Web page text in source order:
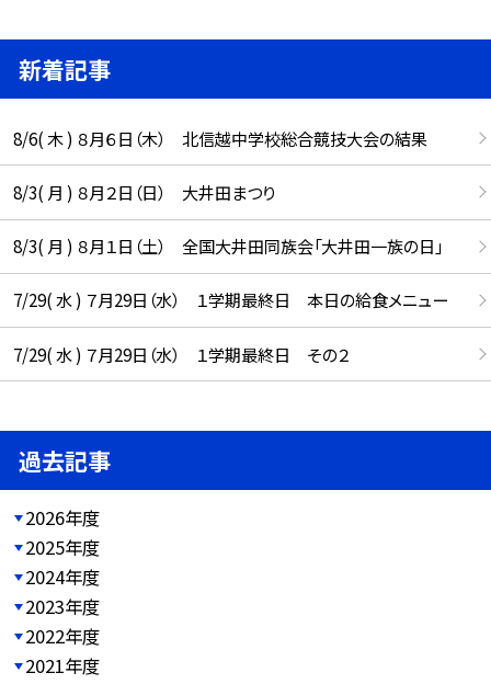
新着記事
8/6( 木 ) ８月６日（木） 北信越中学校総合競技大会の結果
8/3( 月 ) ８月２日（日） 大井田まつり
8/3( 月 ) ８月１日（土） 全国大井田同族会「大井田一族の日」
7/29( 水 ) ７月29日（水） １学期最終日 本日の給食メニュー
7/29( 水 ) ７月29日（水） １学期最終日 その２
過去記事
2026年度
2025年度
2024年度
2023年度
2022年度
2021年度